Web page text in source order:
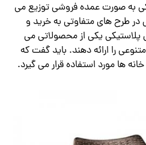
به صورت عمده فروشی توزیع می
طرح های متفاوتی به خرید و
یکی از محصولاتی می
را ارائه دهند. باید گفت که
ها مورد استفاده قرار می گیرد.